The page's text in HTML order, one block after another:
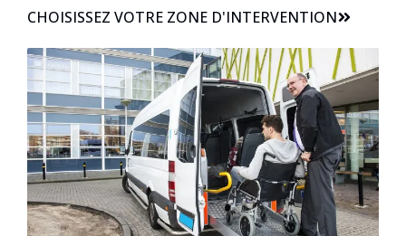
CHOISISSEZ VOTRE ZONE D'INTERVENTION